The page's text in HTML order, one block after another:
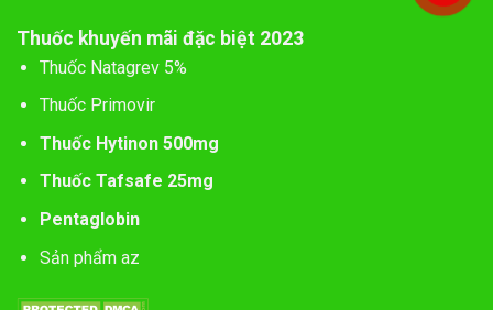
Thuốc khuyến mãi đặc biệt 2023
Thuốc Natagrev 5%
Thuốc Primovir
Thuốc Hytinon 500mg
Thuốc Tafsafe 25mg
Pentaglobin
Sản phẩm az